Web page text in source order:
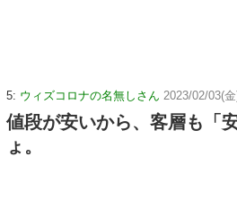
5: ウィズコロナの名無しさん 2023/02/03(
値段が安いから、客層も「
ょ。